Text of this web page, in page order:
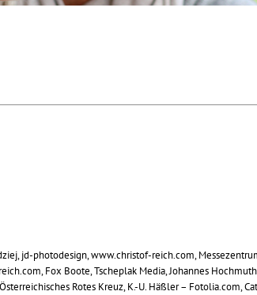
jd-photodesign, www.christof-reich.com,
Fox Boote, Tscheplak Media, Johannes
Rotes Kreuz, K.-U. Häßler – Fotolia.com,